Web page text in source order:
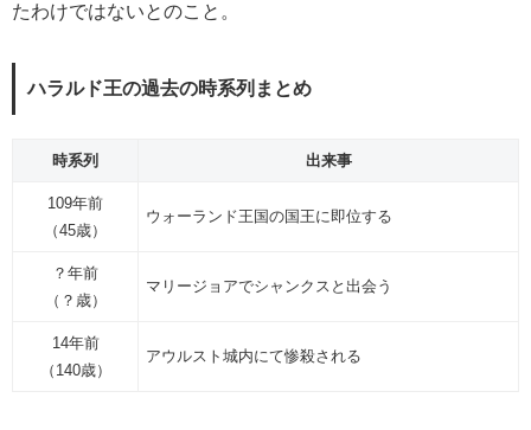
たわけではないとのこと。
ハラルド王の過去の時系列まとめ
時系列 出来事
109年前
（45歳）
ウォーランド王国の国王に即位する
？年前
（？歳）
マリージョアでシャンクスと出会う
14年前
（140歳）
アウルスト城内にて惨殺される